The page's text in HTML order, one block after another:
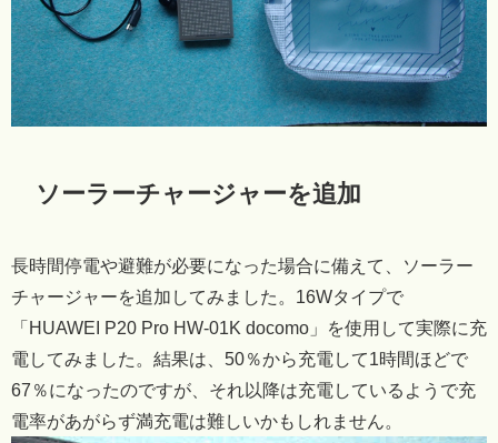
ソーラーチャージャーを追加
長時間停電や避難が必要になった場合に備えて、ソーラー
チャージャーを追加してみました。16Wタイプで
「HUAWEI P20 Pro HW-01K docomo」を使用して実際に充
電してみました。結果は、50％から充電して1時間ほどで
67％になったのですが、それ以降は充電しているようで充
電率があがらず満充電は難しいかもしれません。